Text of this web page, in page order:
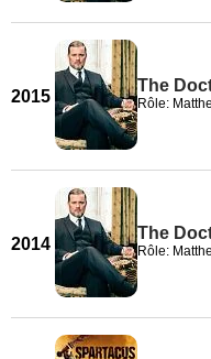
2015
The
Rôle:
2014
The
Rôle: